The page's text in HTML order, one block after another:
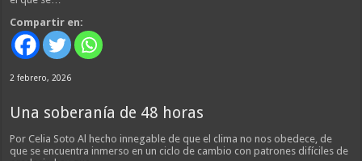
Compartir en:
2 febrero, 2026
Una soberanía de 48 horas
Por Celia Soto Al hecho innegable de que el clima no nos obedece, de
que se encuentra inmerso en un ciclo de cambio con patrones difíciles de